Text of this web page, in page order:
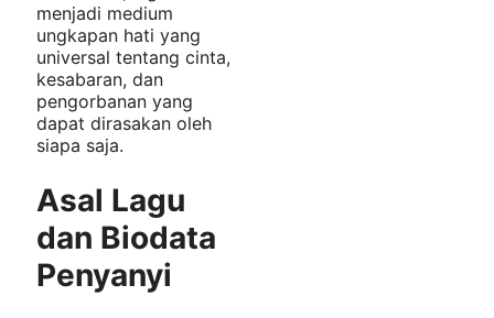
menjadi medium
ungkapan hati yang
universal tentang cinta,
kesabaran, dan
pengorbanan yang
dapat dirasakan oleh
siapa saja.
Asal Lagu
dan Biodata
Penyanyi